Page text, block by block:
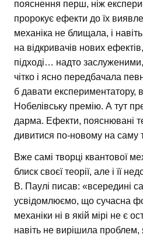
пояснення перш, ніж
пророкує ефекти до їх
механіка не блищала, і
на відкривачів нових
підході… надто
чітко і ясно передбачала
б давати експериментатору,
Нобелівську премію. А тут
дарма. Ефекти, пояснювані
дивитися по-новому на саму
Вже самі творці квантової
блиск своєї теорії, але і її
В. Паулі писав: «всередині
усвідомлюємо, що сучасна
механіки ні в якій мірі не є
навіть не вирішила